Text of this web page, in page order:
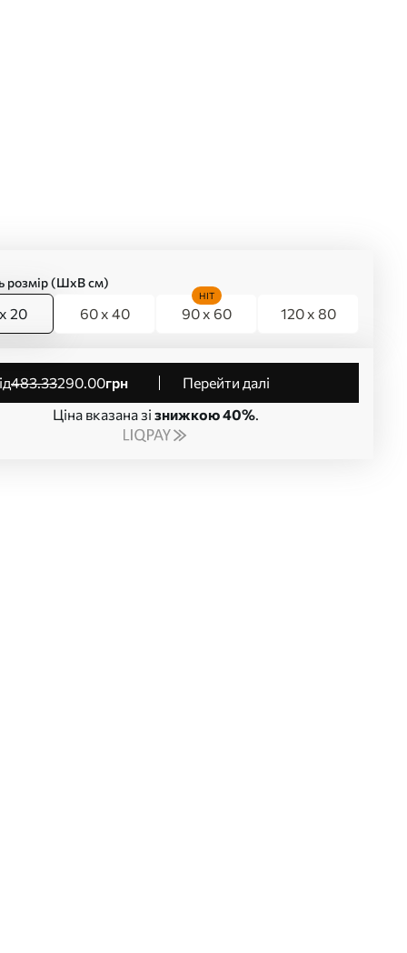
розмір (ШхВ см)
20 60 x 40 90 x 60
HIT
120 x 80
від483.33290.00грн
Перейти далі
Ціна вказана зі знижкою 40%.